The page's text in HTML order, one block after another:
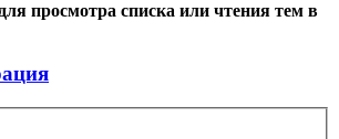
просмотра списка или чтения тем в